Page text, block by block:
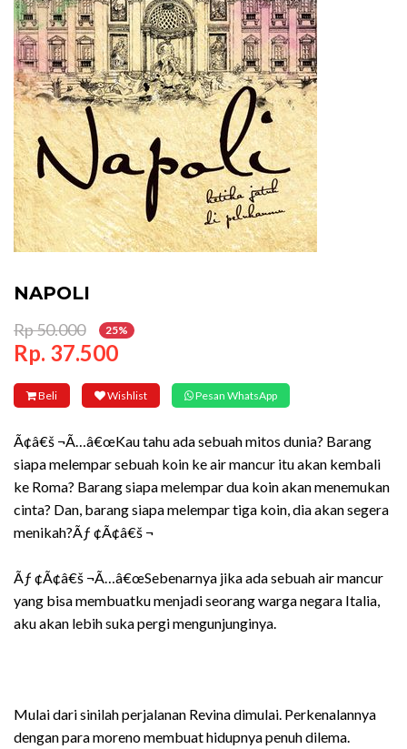
NAPOLI
Rp 50.000 25%
Rp. 37.500
Beli Wishlist Pesan WhatsApp
Ã¢â€š ¬Ã…â€œKau tahu ada sebuah mitos dunia? Barang
siapa melempar sebuah koin ke air mancur itu akan kembali
ke Roma? Barang siapa melempar dua koin akan menemukan
cinta? Dan, barang siapa melempar tiga koin, dia akan segera
menikah?Ãƒ ¢Ã¢â€š ¬ 
Ãƒ ¢Ã¢â€š ¬Ã…â€œSebenarnya jika ada sebuah air mancur
yang bisa membuatku menjadi seorang warga negara Italia,
aku akan lebih suka pergi mengunjunginya.
Mulai dari sinilah perjalanan Revina dimulai. Perkenalannya
dengan para moreno membuat hidupnya penuh dilema.